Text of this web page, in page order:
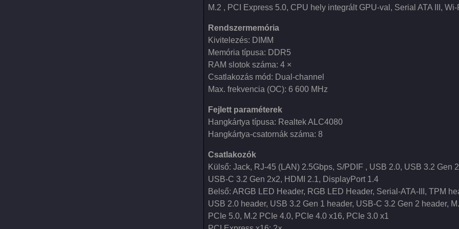
M.2 , PCI Express 5.0, CPU hely integrált GPU-val, Serial ATA III, Wi-
Rendszermemória
Kivitelezés: DIMM
Memória típusa: DDR5
RAM slotok száma: 4 ×
Csatlakozás mód: Dual-channel
Max. frekvencia (OC): 6 600 MHz
Fejlett paraméterek
Hangkártya típusa: Realtek ALC4080
Hangkártya-csatornák száma: 8
Csatlakozók
Külső: Jack, RJ-45 (LAN) 2.5Gbps, S/PDIF , USB 2.0, USB 3.2 Gen
USB-C 3.2 Gen 2x2, HDMI 2.1, DisplayPort 1.4
Belső: ARGB LED Header, RGB LED Header, Serial-ATA-III, TPM
USB 2.0 header, USB 3.2 Gen 1 header, USB-C 3.2 Gen 2 header,
PCIe 5.0, M.2 PCIe 4.0, PCIe 4.0 x16, PCIe 3.0 x1